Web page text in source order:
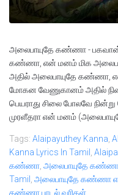
அலைபாயுதே கண்ணா - பகவான்
கண்ணா, என் மனம் மிக
அதில் அலைபாயுதே கண்ணா,
மோகன வேணுகானம் அதில்
பெயராது சிலை போலவே
முரளீதரா என் மனம்
Tags: Alaipayuthey Kanna
Kanna Lyrics In Tamil
கண்ணா அலைபாயுதே
Tamil
அலைபாயுதே கண்ணா
கண்ணா பாடல் வரிகள்